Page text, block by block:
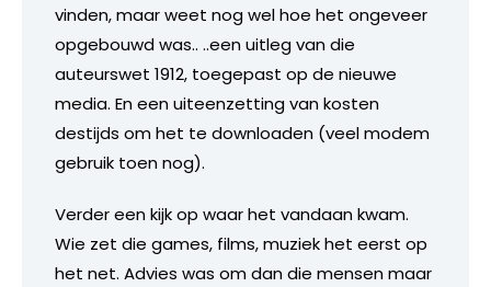
vinden, maar weet nog wel hoe het ongeveer
opgebouwd was.. ..een uitleg van die
auteurswet 1912, toegepast op de nieuwe
media. En een uiteenzetting van kosten
destijds om het te downloaden (veel modem
gebruik toen nog).
Verder een kijk op waar het vandaan kwam.
Wie zet die games, films, muziek het eerst op
het net. Advies was om dan die mensen maar